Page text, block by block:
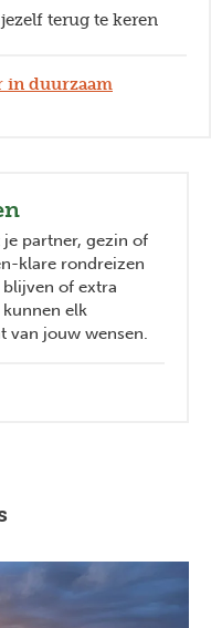
terug te keren
in duurzaam
partner, gezin of
klare rondreizen
of extra
kunnen elk
van jouw wensen.